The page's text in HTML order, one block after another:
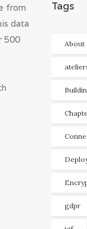
from
data
500
Tags
About
gdpr